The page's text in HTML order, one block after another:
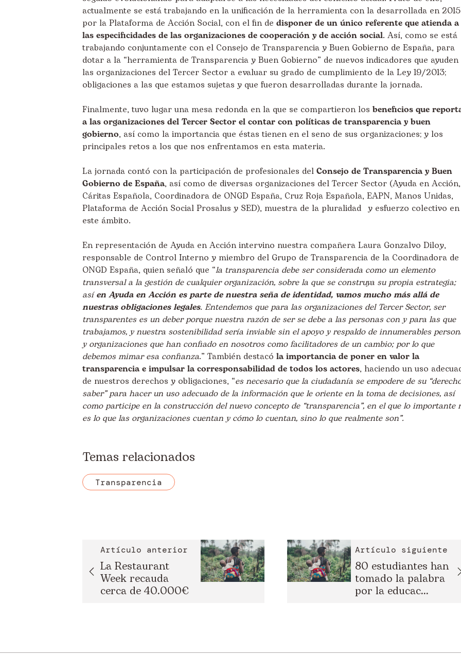
actualmente se está trabajando en la unificación de la herramienta con la desarrollada en 2015
por la Plataforma de Acción Social, con el fin de disponer de un único referente que atienda a
las especificidades de las organizaciones de cooperación y de acción social. Así, como se está
trabajando conjuntamente con el Consejo de Transparencia y Buen Gobierno de España, para
dotar a la “herramienta de Transparencia y Buen Gobierno” de nuevos indicadores que ayuden
las organizaciones del Tercer Sector a evaluar su grado de cumplimiento de la Ley 19/2013;
obligaciones a las que estamos sujetas y que fueron desarrolladas durante la jornada.
Finalmente, tuvo lugar una mesa redonda en la que se compartieron los beneficios que
a las organizaciones del Tercer Sector el contar con políticas de transparencia y buen
gobierno, así como la importancia que éstas tienen en el seno de sus organizaciones; y los
principales retos a los que nos enfrentamos en esta materia.
La jornada contó con la participación de profesionales del Consejo de Transparencia y Buen
Gobierno de España, así como de diversas organizaciones del Tercer Sector (Ayuda en Acción,
Cáritas Española, Coordinadora de ONGD España, Cruz Roja Española, EAPN, Manos Unidas,
Plataforma de Acción Social Prosalus y SED), muestra de la pluralidad y esfuerzo colectivo en
este ámbito.
En representación de Ayuda en Acción intervino nuestra compañera Laura Gonzalvo Diloy,
responsable de Control Interno y miembro del Grupo de Transparencia de la Coordinadora de
ONGD España, quien señaló que “la transparencia debe ser considerada como un elemento
transversal a la gestión de cualquier organización, sobre la que se construya su propia estrategia;
asíen Ayuda en Acción es parte de nuestra seña de identidad, vamos mucho más allá de
nuestras obligaciones legales. Entendemos que para las organizaciones del Tercer Sector, ser
transparentes es un deber porque nuestra razón de ser se debe a las personas con y para las que
trabajamos, y nuestra sostenibilidad sería inviable sin el apoyo y respaldo de innumerables
y organizaciones que han confiado en nosotros como facilitadores de un cambio; por lo que
debemos mimar esa confianza.” También destacó la importancia de poner en valor la
transparencia e impulsar la corresponsabilidad de todos los actores, haciendo un uso
de nuestros derechos y obligaciones, “es necesario que la ciudadanía se empodere de su
saber” para hacer un uso adecuado de la información que le oriente en la toma de decisiones, así
como participe en la construcción del nuevo concepto de “transparencia”, en el que lo importante
es lo que las organizaciones cuentan y cómo lo cuentan, sino lo que realmente son”.
Temas relacionados
Transparencia
Artículo anterior
La Restaurant
Week recauda
cerca de 40.000€
Artículo siguiente
80 estudiantes han
tomado la palabra
por la educac...